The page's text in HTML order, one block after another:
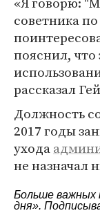
советника
пояснил,
рассказал
Должность
2017 годы
ухода
не назначал
Больше важных
дня».